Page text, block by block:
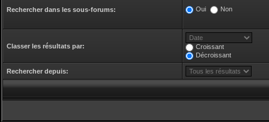
Rechercher dans les sous-forums: Oui Non
Classer les résultats par:
Croissant
Décroissant
Rechercher depuis: